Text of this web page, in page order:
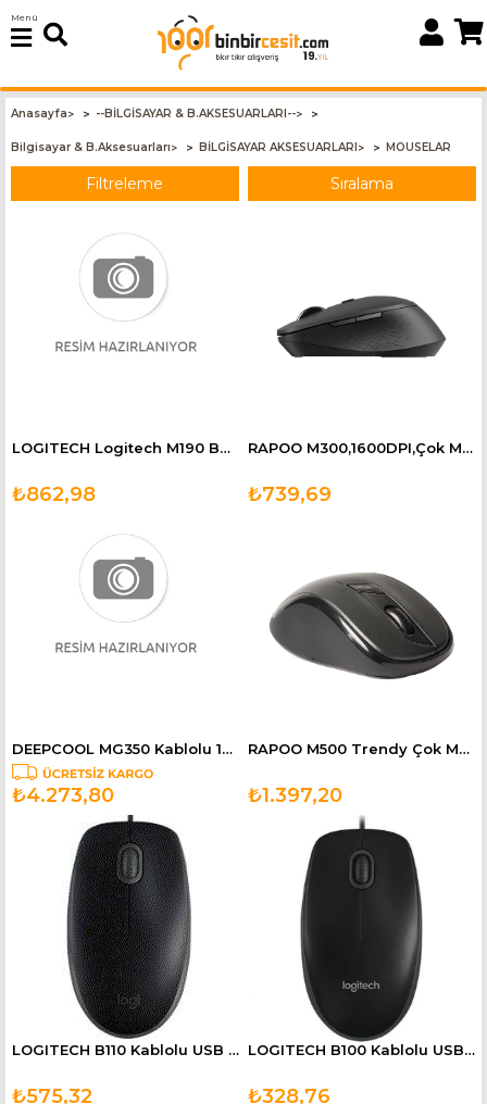
Menü
Anasayfa> --BİLGİSAYAR & B.AKSESUARLARI-->
Bilgisayar & B.Aksesuarları> BİLGİSAYAR AKSESUARLARI> MOUSELAR
Filtreleme Sıralama
LOGITECH Logitech M190 Büyük Boy Kablosuz Mouse 910-005905
₺862,98
RAPOO M300,1600DPI,Çok Modlu,Sessiz Tıklama Özellikli Kablosuz Mouse,Koyu Gri 18048
₺739,69
DEEPCOOL MG350 Kablolu 16000DPI Siyah Oyuncu Mouse MG350
₺4.273,80
RAPOO M500 Trendy Çok Modlu Sessiz Tıklama Kablosuz Mouse Siyah 18404
₺1.397,20
LOGITECH B110 Kablolu USB Optik 1000DPI Siyah Mouse 910-005508
₺575,32
LOGITECH B100 Kablolu USB Optik Siyah Mouse 910-003357
₺328,76